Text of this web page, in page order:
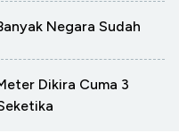
Negara Sudah
Dikira Cuma 3